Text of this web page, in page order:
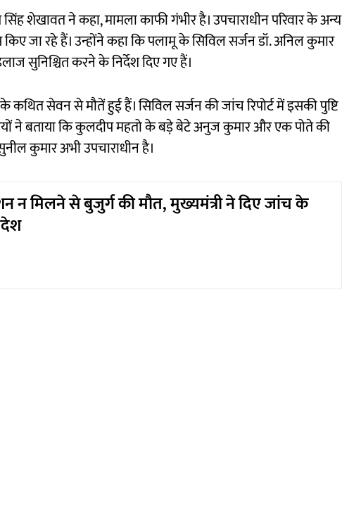
शेखावत ने कहा, मामला काफी गंभीर है। उपचाराधीन परिवार के अन्य
जा रहे हैं। उन्होंने कहा कि पलामू के सिविल सर्जन डॉ. अनिल कुमार
सुनिश्चित करने के निर्देश दिए गए हैं।
सेवन से मौतें हुई हैं। सिविल सर्जन की जांच रिपोर्ट में इसकी पुष्टि
ने बताया कि कुलदीप महतो के बड़े बेटे अनुज कुमार और एक पोते की
कुमार अभी उपचाराधीन है।
न मिलने से बुजुर्ग की मौत, मुख्यमंत्री ने दिए जांच के